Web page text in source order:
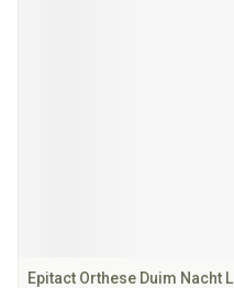
Epitact Orthese Duim Nacht